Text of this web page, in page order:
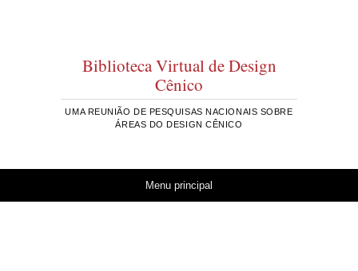
Biblioteca Virtual de Design
Cênico
UMA REUNIÃO DE PESQUISAS NACIONAIS SOBRE
ÁREAS DO DESIGN CÊNICO
Menu principal